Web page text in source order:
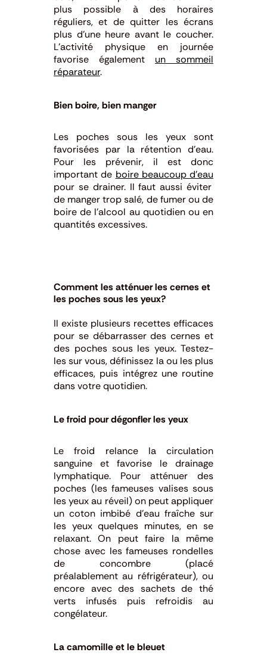
plus possible à des horaires
réguliers, et de quitter les écrans
plus d’une heure avant le coucher.
L’activité physique en journée
favorise également un sommeil
réparateur.
Bien boire, bien manger
Les poches sous les yeux sont
favorisées par la rétention d’eau.
Pour les prévenir, il est donc
important de boire beaucoup d’eau
pour se drainer. Il faut aussi éviter
de manger trop salé, de fumer ou de
boire de l’alcool au quotidien ou en
quantités excessives.
Comment les atténuer les cernes et
les poches sous les yeux?
Il existe plusieurs recettes efficaces
pour se débarrasser des cernes et
des poches sous les yeux. Testez-
les sur vous, définissez la ou les plus
efficaces, puis intégrez une routine
dans votre quotidien.
Le froid pour dégonfler les yeux
Le froid relance la circulation
sanguine et favorise le drainage
lymphatique. Pour atténuer des
poches (les fameuses valises sous
les yeux au réveil) on peut appliquer
un coton imbibé d’eau fraîche sur
les yeux quelques minutes, en se
relaxant. On peut faire la même
chose avec les fameuses rondelles
de concombre (placé
préalablement au réfrigérateur), ou
encore avec des sachets de thé
verts infusés puis refroidis au
congélateur.
La camomille et le bleuet